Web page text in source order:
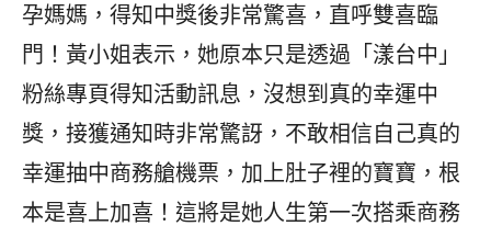
孕媽媽，得知中獎後非常驚喜，直呼雙喜臨
門！黃小姐表示，她原本只是透過「漾台中」
粉絲專頁得知活動訊息，沒想到真的幸運中
獎，接獲通知時非常驚訝，不敢相信自己真的
幸運抽中商務艙機票，加上肚子裡的寶寶，根
本是喜上加喜！這將是她人生第一次搭乘商務